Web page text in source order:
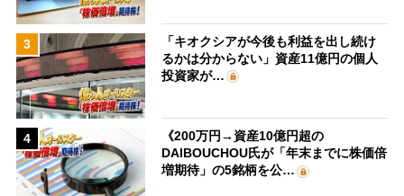
3
「キオクシアが今後も利益を出し続け
るかは分からない」資産11億円の個人
投資家が…
4
《200万円→資産10億円超の
DAIBOUCHOU氏が「年末までに株価倍
増期待」の5銘柄を公…